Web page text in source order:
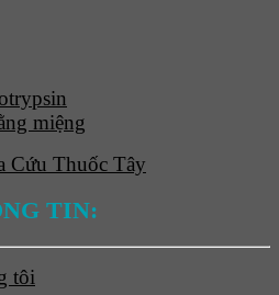
miệng
Cứu Thuốc Tây
TIN:
tôi